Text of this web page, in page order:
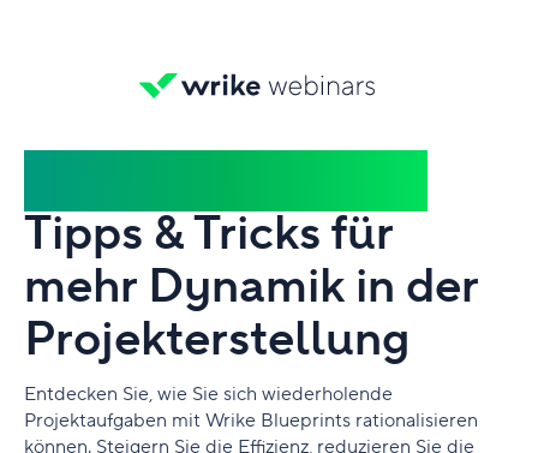
Tipps & Tricks für
mehr Dynamik in der
Projekterstellung
Entdecken Sie, wie Sie sich wiederholende
Projektaufgaben mit Wrike Blueprints rationalisieren
können. Steigern Sie die Effizienz, reduzieren Sie die